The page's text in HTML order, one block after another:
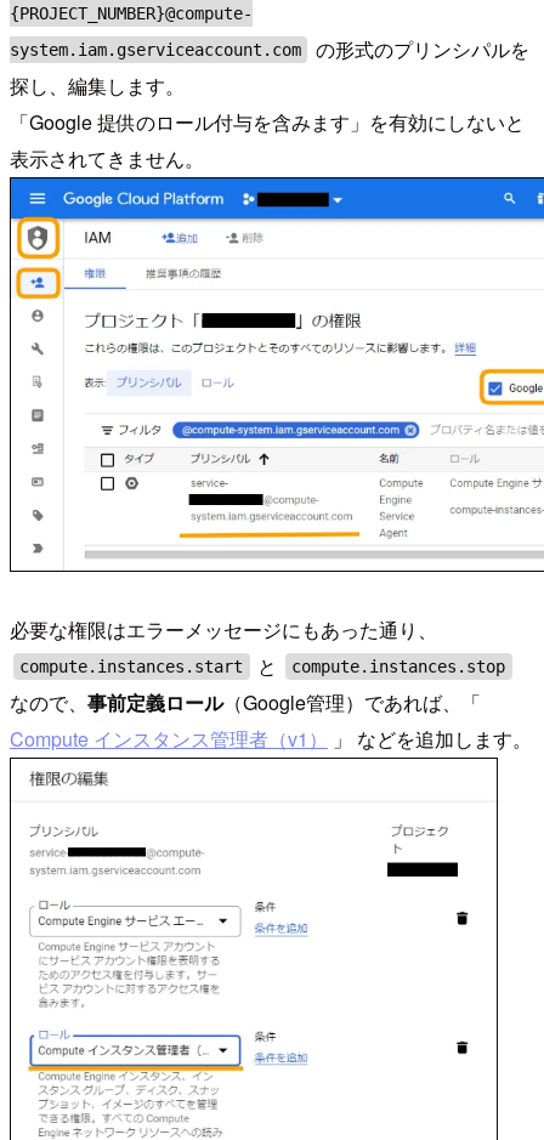
{PROJECT_NUMBER}@compute-
system.iam.gserviceaccount.com
の形式のプリンシパルを
探し、編集します。
「Google 提供のロール付与を含みます」を有効にしないと
表示されてきません。
必要な権限はエラーメッセージにもあった通り、
compute.instances.start と compute.instances.stop
なので、 事前定義ロール（Google管理）であれば、「
Compute インスタンス管理者（v1）
」 などを追加します。